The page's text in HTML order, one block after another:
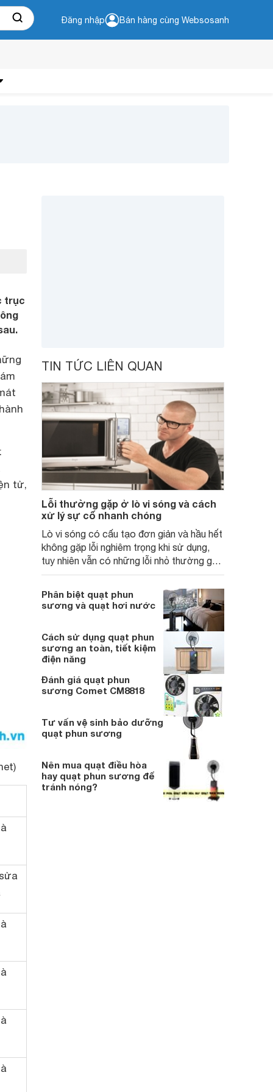
Đăng nhập Bán hàng cùng Websosanh
trục
tử,
TIN TỨC LIÊN QUAN
Lỗi thường gặp ở lò vi sóng và cách
xử lý sự cố nhanh chóng
Lò vi sóng có cấu tạo đơn giản và hầu hết
không gặp lỗi nghiêm trọng khi sử dụng,
tuy nhiên vẫn có những lỗi nhỏ thường gặp
cần biết cách xử lý nhanh chóng
Phân biệt quạt phun
sương và quạt hơi nước
Cách sử dụng quạt phun
sương an toàn, tiết kiệm
điện năng
Đánh giá quạt phun
sương Comet CM8818
Tư vấn vệ sinh bảo dưỡng
quạt phun sương
Nên mua quạt điều hòa
hay quạt phun sương để
tránh nóng?